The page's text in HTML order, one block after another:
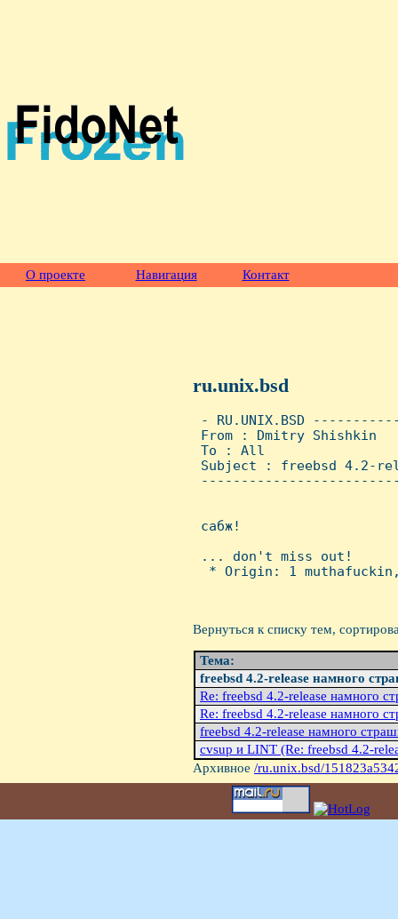
О проекте Навигация Контакт
ru.unix.bsd
- RU.UNIX.BSD
From : Dmitry
To : All
Subject : freebsd 4.2-
сабж!
... don't miss out!
* Origin: 1
Вернуться к списку тем,
Тема:
freebsd 4.2-release намного
Re: freebsd 4.2-release намного
Re: freebsd 4.2-release намного
freebsd 4.2-release намного
cvsup и LINT (Re: freebsd 4.2-
Архивное /ru.unix.bsd/